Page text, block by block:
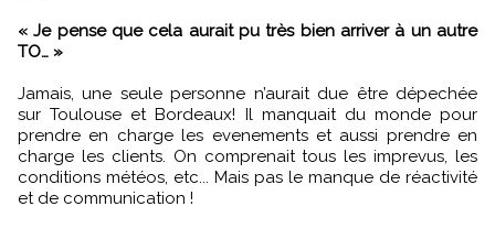
« Je pense que cela aurait pu très bien arriver à un autre
TO… »
Jamais, une seule personne n’aurait due être dépechée
sur Toulouse et Bordeaux! Il manquait du monde pour
prendre en charge les evenements et aussi prendre en
charge les clients. On comprenait tous les imprevus, les
conditions météos, etc... Mais pas le manque de réactivité
et de communication !